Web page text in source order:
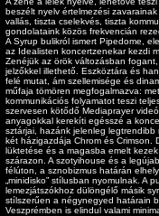
beszélt nyelv értelmezési
vallás, tiszta cselekvés, tiszta
gondolataink közös frekvencián
A Syrup bulikról ismert Pipedome,
az Idealisten koncertzenekar kezdi
Zenéjük az örök változásban
jelzőkkel illethető. Eszköztára és
felé mutat, ám szellemisége és
műfaja tömören megfogalmazva:
kommunikációs folyamatot teszi
szervesen kötődő Mediaprayer
anyagokkal kerekíti egésszé a
sztárjai, hazánk jelenleg legtrendibb
két házigazdája Chrom és Crimson.
lüktetése és a magasba emelt
szárazon. A szotyihouse és a
félúton, a sznobizmus határán
„minidisko” stílusban nyomulnak. A
lemezjátszókhoz dülöngélő másik
stílszerűen a négynegyed határain
Veszprémben is elindul valami